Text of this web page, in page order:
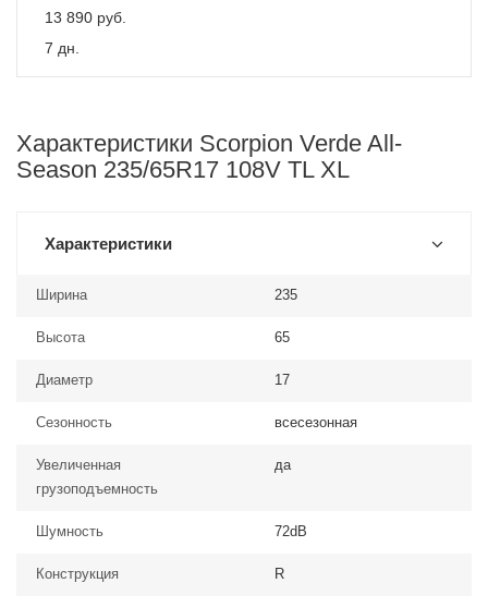
13 890 руб.
7 дн.
Характеристики Scorpion Verde All-
Season 235/65R17 108V TL XL
Характеристики
Ширина 235
Высота 65
Диаметр 17
Сезонность всесезонная
Увеличенная
грузоподъемность
да
Шумность 72dB
Конструкция R